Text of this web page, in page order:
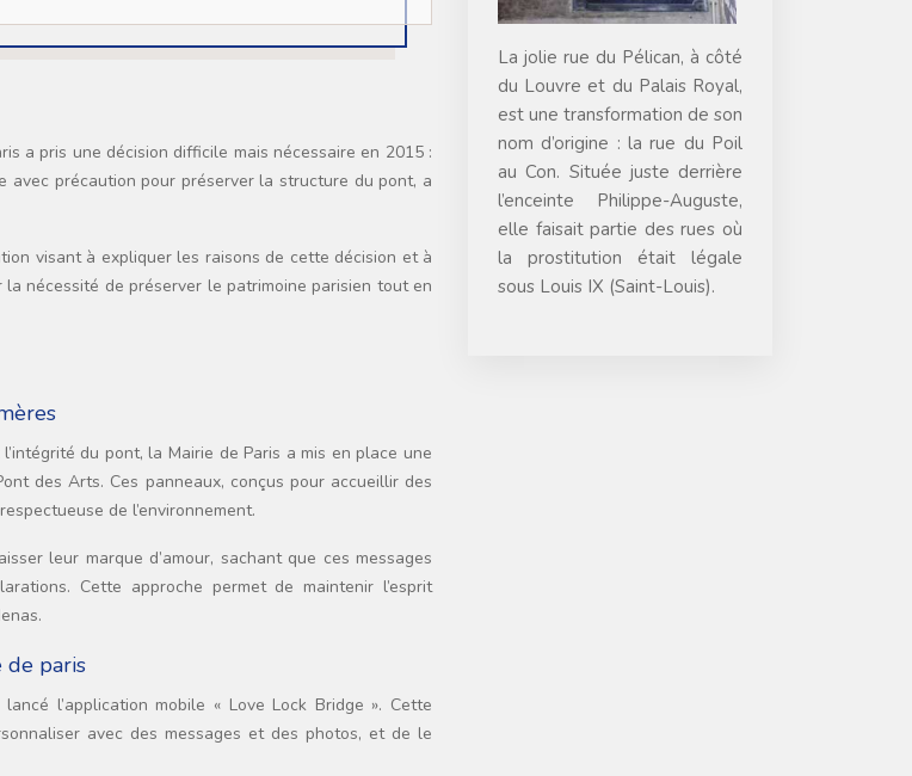
a pris une décision difficile mais nécessaire en 2015 :
avec précaution pour préserver la structure du pont, a
visant à expliquer les raisons de cette décision et à
nécessité de préserver le patrimoine parisien tout en
du pont, la Mairie de Paris a mis en place une
des Arts. Ces panneaux, conçus pour accueillir des
de l’environnement.
leur marque d’amour, sachant que ces messages
Cette approche permet de maintenir l’esprit
de paris
l’application mobile « Love Lock Bridge ». Cette
avec des messages et des photos, et de le
La jolie rue du Pélican, à côté
du Louvre et du Palais Royal,
est une transformation de son
nom d’origine : la rue du Poil
au Con. Située juste derrière
l’enceinte Philippe-Auguste,
elle faisait partie des rues où
la prostitution était légale
sous Louis IX (Saint-Louis).